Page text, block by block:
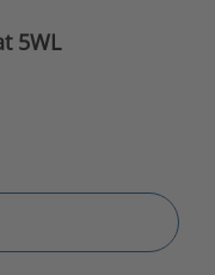
5WL